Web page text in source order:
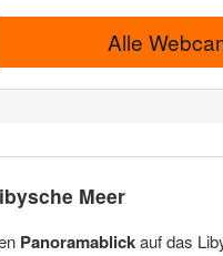
Alle
Meer
Panoramablickauf das